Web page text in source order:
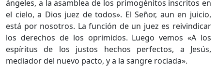
ángeles, a la asamblea de los primogénitos inscritos en
el cielo, a Dios juez de todos». El Señor, aun en juicio,
está por nosotros. La función de un juez es reivindicar
los derechos de los oprimidos. Luego vemos «A los
espíritus de los justos hechos perfectos, a Jesús,
mediador del nuevo pacto, y a la sangre rociada».